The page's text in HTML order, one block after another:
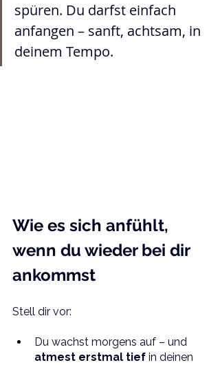
spüren. Du darfst einfach
anfangen – sanft, achtsam, in
deinem Tempo.
Wie es sich anfühlt,
wenn du wieder bei dir
ankommst
Stell dir vor:
Du wachst morgens auf – und
atmest erstmal tief in deinen